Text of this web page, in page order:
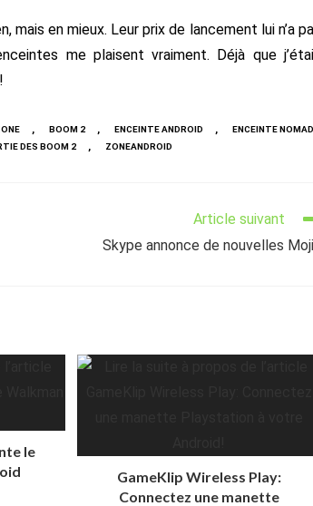
en mieux. Leur prix de lancement lui n’a
me plaisent vraiment. Déjà que
, BOOM 2 , ENCEINTE ANDROID ,
ENCEINTE
DES BOOM 2 , ZONEANDROID
Article suivant
Skype annonce de nouvelles
le
GameKlip Wireless Play:
Connectez une manette